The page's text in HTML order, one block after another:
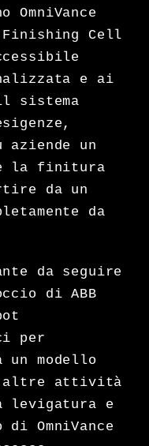
Finishing Cell
e ai
sistema
un
la finitura
da un
da
da seguire
di ABB
per
un modello
altre attività
levigatura e
OmniVance